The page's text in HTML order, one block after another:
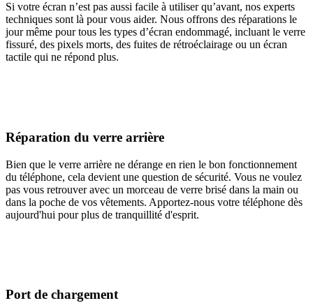
Si votre écran n’est pas aussi facile à utiliser qu’avant, nos experts
techniques sont là pour vous aider. Nous offrons des réparations le
jour même pour tous les types d’écran endommagé, incluant le verre
fissuré, des pixels morts, des fuites de rétroéclairage ou un écran
tactile qui ne répond plus.
Réparation du verre arrière
Bien que le verre arrière ne dérange en rien le bon fonctionnement
du téléphone, cela devient une question de sécurité. Vous ne voulez
pas vous retrouver avec un morceau de verre brisé dans la main ou
dans la poche de vos vêtements. Apportez-nous votre téléphone dès
aujourd'hui pour plus de tranquillité d'esprit.
Port de chargement